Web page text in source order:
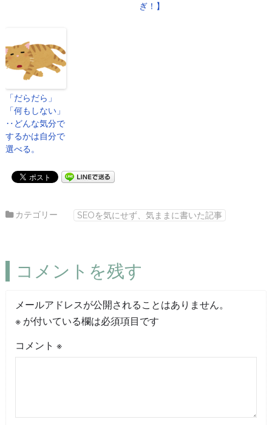
ぎ！】
「だらだら」
「何もしない」
‥どんな気分で
するかは自分で
選べる。
カテゴリー SEOを気にせず、気ままに書いた記事
コメントを残す
メールアドレスが公開されることはありません。
※が付いている欄は必須項目です
コメント ※